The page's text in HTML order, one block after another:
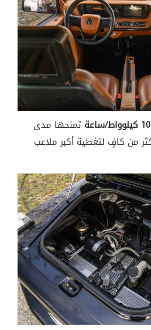
10 كيلوواط/ساعة
تمنحها مدى
من كافٍ لتغطية أكبر ملاعب